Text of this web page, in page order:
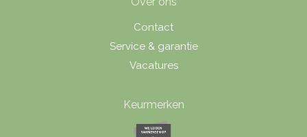
Contact
Service & garantie
Vacatures
Keurmerken